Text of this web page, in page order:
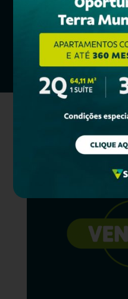
Confira nossos
financie em até